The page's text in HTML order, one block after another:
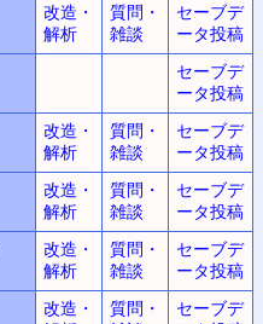
改造・
解析
質問・
雑談
セーブデ
ータ投稿
セーブデ
ータ投稿
改造・
解析
質問・
雑談
セーブデ
ータ投稿
改造・
解析
質問・
雑談
セーブデ
ータ投稿
改造・
解析
質問・
雑談
セーブデ
ータ投稿
改造・
質問・
セーブデ